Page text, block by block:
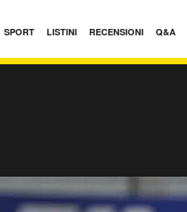
SPORT LISTINI RECENSIONI Q&A